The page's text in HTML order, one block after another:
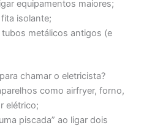
equipamentos maiores;
isolante;
metálicos antigos (e
chamar o eletricista?
como airfryer, forno,
elétrico;
piscada” ao ligar dois